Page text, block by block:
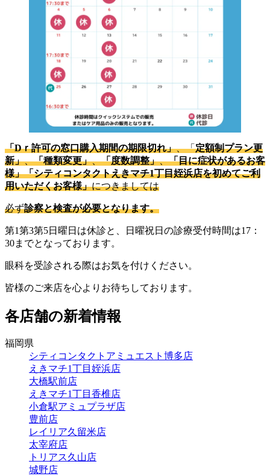
「Dｒ許可の窓口購入期間の期限切れ」、「定額制プラン更
新」、「種類変更」、「度数調整」、「目に症状があるお客
様」「シティコンタクトえきマチ1丁目姪浜店を初めてご利
用いただくお客様」につきましては
必ず診察と検査が必要となります。
第1第3第5日曜日は休診と、日曜祝日の診療受付時間は17：
30までとなっております。
眼科を受診される際はお気を付けください。
皆様のご来店を心よりお待ちしております。
各店舗の新着情報
福岡県
シティコンタクトアミュエスト博多店
えきマチ1丁目姪浜店
大橋駅前店
えきマチ1丁目香椎店
小倉駅アミュプラザ店
豊前店
レイリア久留米店
太宰府店
トリアス久山店
城野店